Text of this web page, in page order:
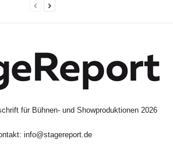
für Bühnen- und Showproduktionen 2026
info@stagereport.de